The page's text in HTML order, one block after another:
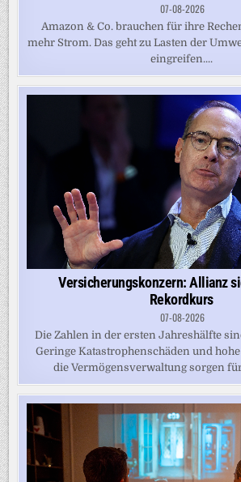
07-08-2026
Amazon & Co. brauchen für ihre
mehr Strom. Das geht zu Lasten der
eingreifen....
Versicherungskonzern: Allianz
Rekordkurs
07-08-2026
Die Zahlen in der ersten Jahreshälfte
Geringe Katastrophenschäden und
die Vermögensverwaltung sorgen